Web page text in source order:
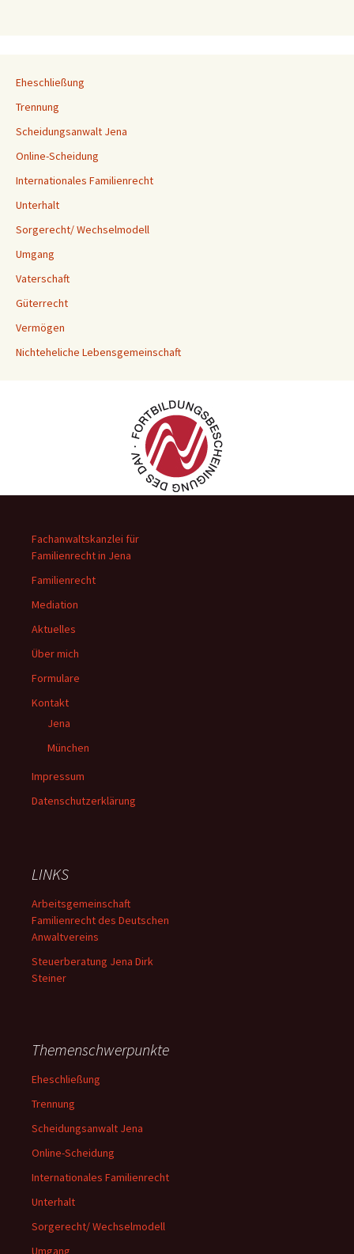
Eheschließung
Trennung
Scheidungsanwalt Jena
Online-Scheidung
Internationales Familienrecht
Unterhalt
Sorgerecht/ Wechselmodell
Umgang
Vaterschaft
Güterrecht
Vermögen
Nichteheliche Lebensgemeinschaft
Fachanwaltskanzlei für
Familienrecht in Jena
Familienrecht
Mediation
Aktuelles
Über mich
Formulare
Kontakt
Jena
München
Impressum
Datenschutzerklärung
LINKS
Arbeitsgemeinschaft
Familienrecht des Deutschen
Anwaltvereins
Steuerberatung Jena Dirk
Steiner
Themenschwerpunkte
Eheschließung
Trennung
Scheidungsanwalt Jena
Online-Scheidung
Internationales Familienrecht
Unterhalt
Sorgerecht/ Wechselmodell
Umgang